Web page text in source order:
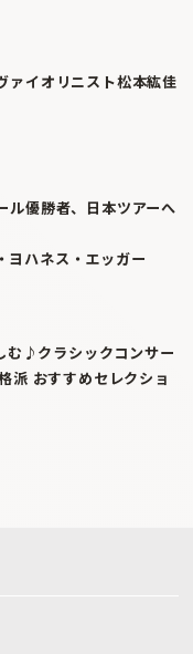
ァイオリニスト松本紘佳
ル優勝者、日本ツアーへ
ヨハネス・エッガー
む♪クラシックコンサー
派 おすすめセレクショ